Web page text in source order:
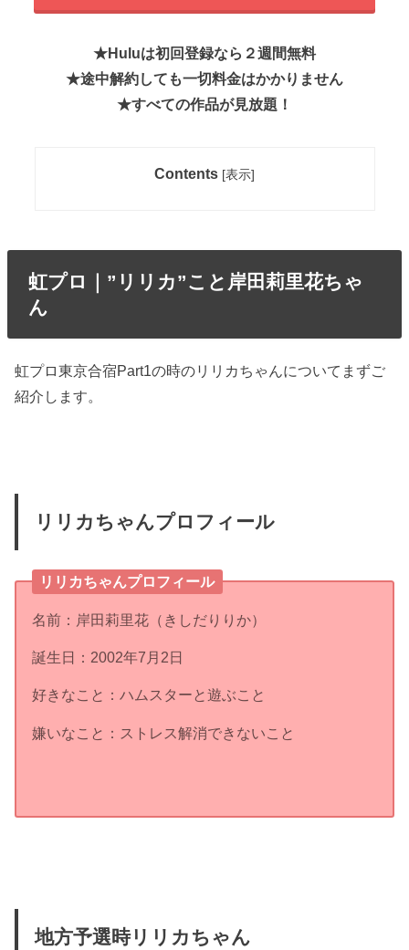
★Huluは初回登録なら２週間無料
★途中解約しても一切料金はかかりません
★すべての作品が見放題！
Contents [表示]
虹プロ｜”リリカ”こと岸田莉里花ちゃ
ん
虹プロ東京合宿Part1の時のリリカちゃんについてまずご
紹介します。
リリカちゃんプロフィール
リリカちゃんプロフィール
名前：岸田莉里花（きしだりりか）
誕生日：2002年7月2日
好きなこと：ハムスターと遊ぶこと
嫌いなこと：ストレス解消できないこと
地方予選時リリカちゃん